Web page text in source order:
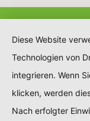
Diese Website
Technologien von
integrieren. Wenn
klicken, werden
Nach erfolgter